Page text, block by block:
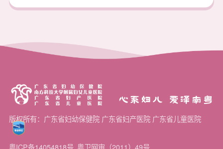
心系妇儿 爱泽南粤
版权所有：广东省妇幼保健院 广东省妇产医院 广东省儿童医院
粤ICP备14054818号 粤卫网审（2011）49号